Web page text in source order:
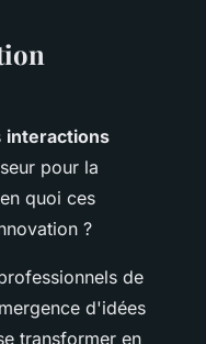
interactions
pour la
quoi ces
?
de
d'idées
transformer en